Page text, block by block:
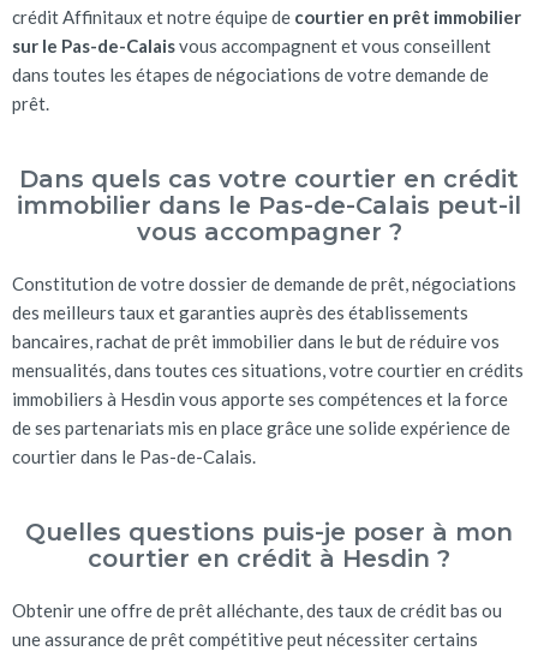
crédit Affinitaux et notre équipe de courtier en prêt immobilier
sur le Pas-de-Calaisvous accompagnent et vous conseillent
dans toutes les étapes de négociations de votre demande de
prêt.
Dans quels cas votre courtier en crédit
immobilier dans le Pas-de-Calais peut-il
vous accompagner ?
Constitution de votre dossier de demande de prêt, négociations
des meilleurs taux et garanties auprès des établissements
bancaires, rachat de prêt immobilier dans le but de réduire vos
mensualités, dans toutes ces situations, votre courtier en crédits
immobiliers à Hesdin vous apporte ses compétences et la force
de ses partenariats mis en place grâce une solide expérience de
courtier dans le Pas-de-Calais.
Quelles questions puis-je poser à mon
courtier en crédit à Hesdin ?
Obtenir une offre de prêt alléchante, des taux de crédit bas ou
une assurance de prêt compétitive peut nécessiter certains